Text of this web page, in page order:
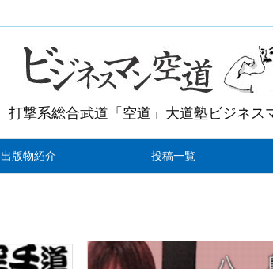
打撃系総合武道「空道」大道塾ビジネス
出版物紹介 投稿一覧